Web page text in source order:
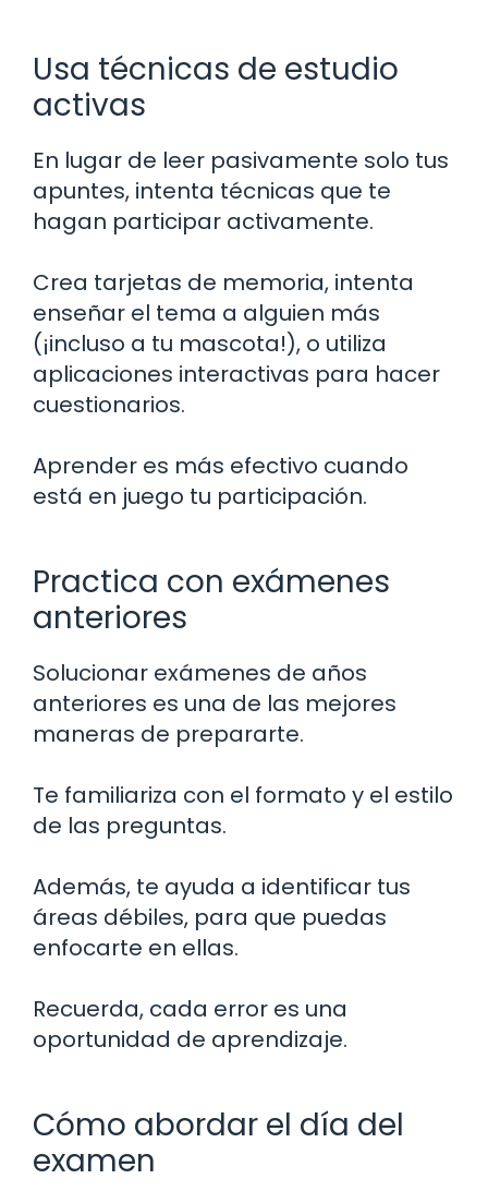
Usa técnicas de estudio
activas
En lugar de leer pasivamente solo tus
apuntes, intenta técnicas que te
hagan participar activamente.
Crea tarjetas de memoria, intenta
enseñar el tema a alguien más
(¡incluso a tu mascota!), o utiliza
aplicaciones interactivas para hacer
cuestionarios.
Aprender es más efectivo cuando
está en juego tu participación.
Practica con exámenes
anteriores
Solucionar exámenes de años
anteriores es una de las mejores
maneras de prepararte.
Te familiariza con el formato y el estilo
de las preguntas.
Además, te ayuda a identificar tus
áreas débiles, para que puedas
enfocarte en ellas.
Recuerda, cada error es una
oportunidad de aprendizaje.
Cómo abordar el día del
examen